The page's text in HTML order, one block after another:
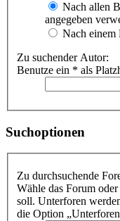
Nach allen
angegeben
Nach einem
Zu suchender Autor:
Benutze ein * als
Suchoptionen
Zu durchsuchende
Wähle das Forum
soll. Unterforen
die Option